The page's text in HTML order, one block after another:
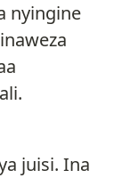
nyingine
juisi. Ina